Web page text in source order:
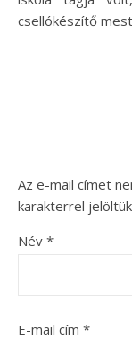
csellókészítő
Az e-mail címet
karakterrel jelöltük
Név *
E-mail cím *